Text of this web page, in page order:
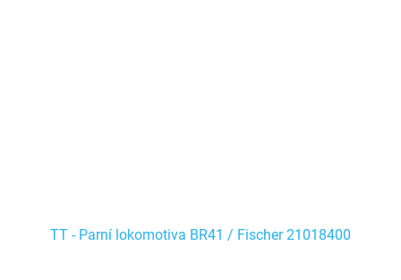
TT - Parní lokomotiva BR41 / Fischer 21018400